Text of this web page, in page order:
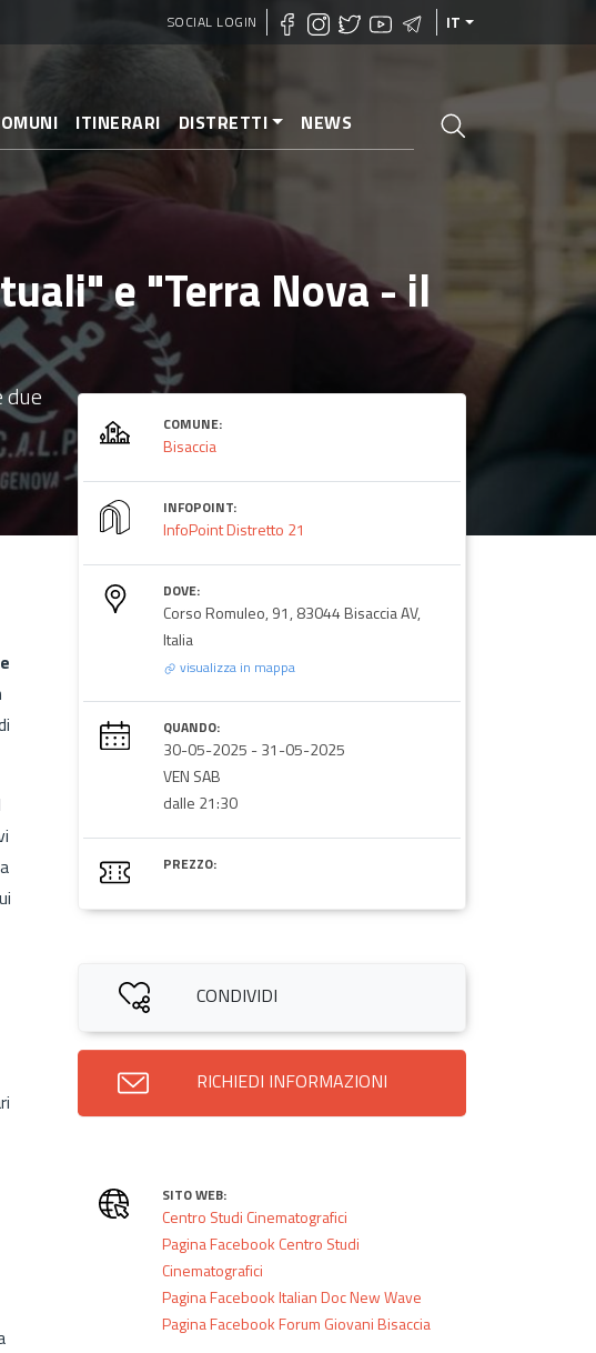
SOCIAL LOGIN IT
ITINERARI DISTRETTI NEWS
e "Terra Nova - il
COMUNE:
Bisaccia
INFOPOINT:
InfoPoint Distretto 21
DOVE:
Corso Romuleo, 91, 83044 Bisaccia AV,
Italia
visualizza in mappa
QUANDO:
30-05-2025 -31-05-2025
VEN SAB
dalle 21:30
PREZZO:
CONDIVIDI
RICHIEDI INFORMAZIONI
SITO WEB:
Centro Studi Cinematografici
Pagina Facebook Centro Studi
Cinematografici
Pagina Facebook Italian Doc New Wave
Pagina Facebook Forum Giovani Bisaccia